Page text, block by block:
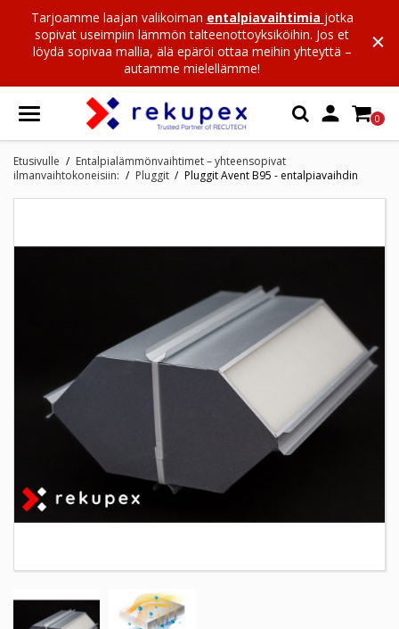
Tarjoamme laajan valikoiman entalpiavaihtimia jotka
sopivat useimpiin lämmön talteenottoyksiköihin. Jos et
löydä sopivaa mallia, älä epäröi ottaa meihin yhteyttä –
autamme mielellämme!
 0
Etusivulle
Entalpialämmönvaihtimet – yhteensopivat
ilmanvaihtokoneisiin:
Pluggit Pluggit Avent B95 - entalpiavaihdin